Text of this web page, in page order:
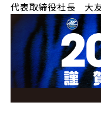
代表取締役社長 大